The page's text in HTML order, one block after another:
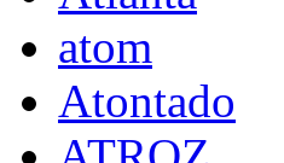
atom
Atontado